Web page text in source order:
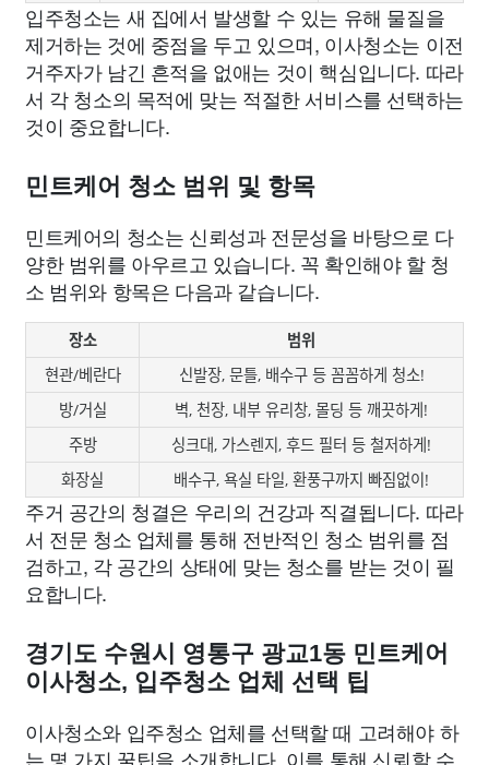
입주청소는 새 집에서 발생할 수 있는 유해 물질을
제거하는 것에 중점을 두고 있으며, 이사청소는 이전
거주자가 남긴 흔적을 없애는 것이 핵심입니다. 따라
서 각 청소의 목적에 맞는 적절한 서비스를 선택하는
것이 중요합니다.
민트케어 청소 범위 및 항목
민트케어의 청소는 신뢰성과 전문성을 바탕으로 다
양한 범위를 아우르고 있습니다. 꼭 확인해야 할 청
소 범위와 항목은 다음과 같습니다.
장소
범위
현관/베란다
신발장, 문틀, 배수구 등 꼼꼼하게 청소!
방/거실
벽, 천장, 내부 유리창, 몰딩 등 깨끗하게!
주방
싱크대, 가스렌지, 후드 필터 등 철저하게!
화장실
배수구, 욕실 타일, 환풍구까지 빠짐없이!
주거 공간의 청결은 우리의 건강과 직결됩니다. 따라
서 전문 청소 업체를 통해 전반적인 청소 범위를 점
검하고, 각 공간의 상태에 맞는 청소를 받는 것이 필
요합니다.
경기도 수원시 영통구 광교1동 민트케어
이사청소, 입주청소 업체 선택 팁
이사청소와 입주청소 업체를 선택할 때 고려해야 하
는 몇 가지 꿀팁을 소개합니다. 이를 통해 신뢰할 수